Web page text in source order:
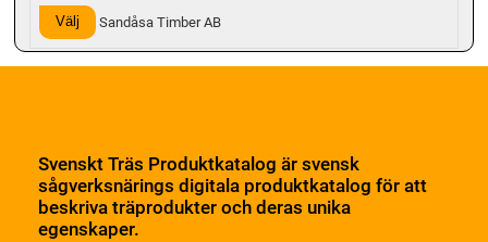
Välj Sandåsa Timber AB
Svenskt Träs Produktkatalog är svensk
sågverksnärings digitala produktkatalog för att
beskriva träprodukter och deras unika
egenskaper.